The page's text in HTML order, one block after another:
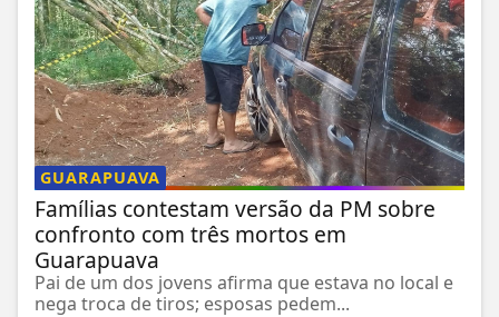
GUARAPUAVA
Famílias contestam versão da PM sobre
confronto com três mortos em
Guarapuava
Pai de um dos jovens afirma que estava no local e
nega troca de tiros; esposas pedem...